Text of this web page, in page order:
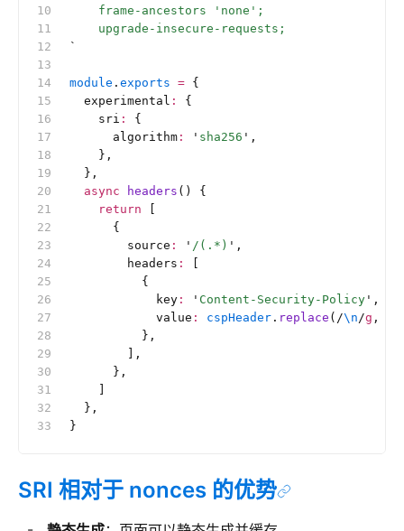
    frame-ancestors 'none';
    upgrade-insecure-requests;
`
module . exports = {
  experimental
:
{
    sri
:
{
      algorithm
: ' sha256 ' ,
    },
  },
  async
headers () {
    return
      {
        source
: ' /(.*) ' ,
        headers
:
          {
            key
: ' Content-Security-Policy ' ,
            value
: cspHeader . replace ( /\n/g ,
          },
        ],
      },
  },
}
SRI 相对于 nonces 的优势